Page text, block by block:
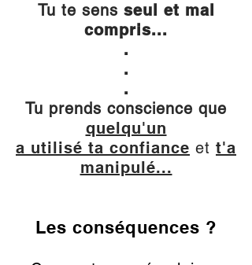
Tu te sens seul et mal
compris...
.
.
.
Tu prends conscience que
quelqu'un
a utilisé ta confiance et t'a
manipulé...
Les conséquences ?